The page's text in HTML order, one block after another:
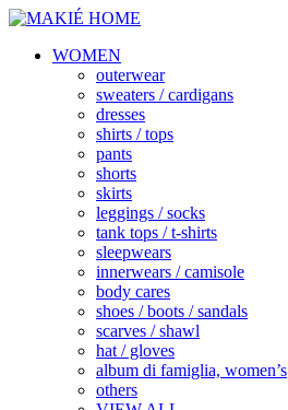
WOMEN
outerwear
sweaters / cardigans
dresses
shirts / tops
pants
shorts
skirts
leggings / socks
tank tops / t-shirts
sleepwears
innerwears / camisole
body cares
shoes / boots / sandals
scarves / shawl
hat / gloves
album di famiglia, women’s
others